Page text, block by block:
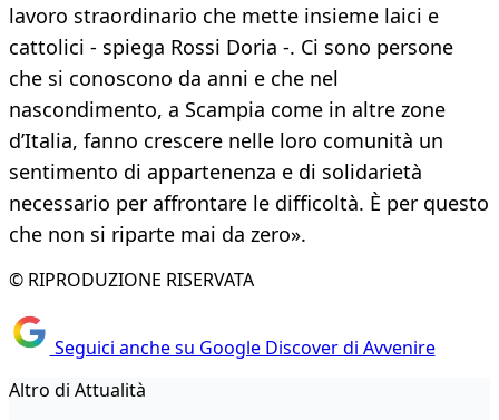
lavoro straordinario che mette insieme laici e
cattolici - spiega Rossi Doria -. Ci sono persone
che si conoscono da anni e che nel
nascondimento, a Scampia come in altre zone
d’Italia, fanno crescere nelle loro comunità un
sentimento di appartenenza e di solidarietà
necessario per affrontare le difficoltà. È per questo
che non si riparte mai da zero».
© RIPRODUZIONE RISERVATA
Seguici anche su Google Discover di Avvenire
Altro di Attualità